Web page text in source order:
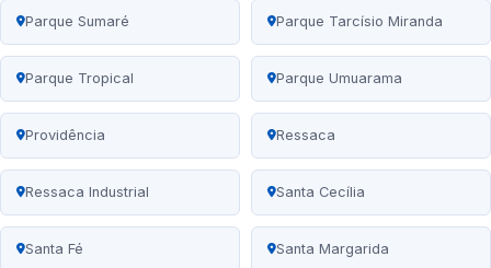
Parque Sumaré Parque Tarcísio Miranda
Parque Tropical Parque Umuarama
Providência Ressaca
Ressaca Industrial Santa Cecília
Santa Fé Santa Margarida